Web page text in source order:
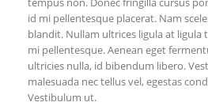
id mi pellentesque placerat. Nam
blandit. Nullam ultrices ligula at
mi pellentesque. Aenean eget
ultricies nulla, id bibendum libero.
malesuada nec tellus vel, egestas
Vestibulum ut.